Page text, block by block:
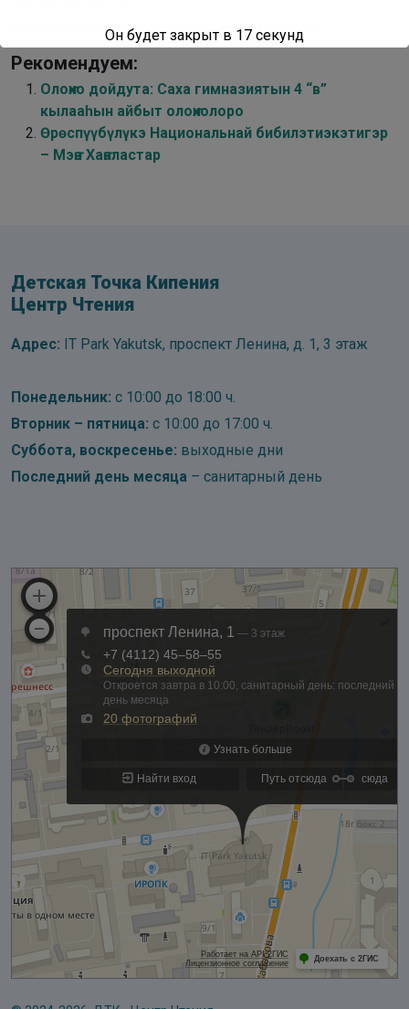
Оценок пока нет. Поставьте оценку первым.
Рекомендуем:
Олоҥхо дойдута: Саха гимназиятын 4 “в”
кылааһын айбыт олоҥхолоро
Өрөспүүбүлүкэ Национальнай бибилэтиэкэтигэр
– Мэҥэ Хаҥаластар
Детская Точка Кипения
Центр Чтения
Адрес: IT Park Yakutsk, проспект Ленина, д. 1, 3 этаж
Понедельник: с 10:00 до 18:00 ч.
Вторник – пятница: с 10:00 до 17:00 ч.
Суббота, воскресенье: выходные дни
Последний день месяца – санитарный день
Он будет закрыт в 16 секунд